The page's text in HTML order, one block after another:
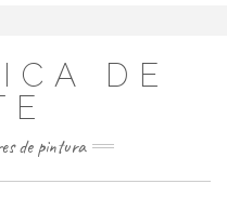
DE
de pintura
modo de navegación